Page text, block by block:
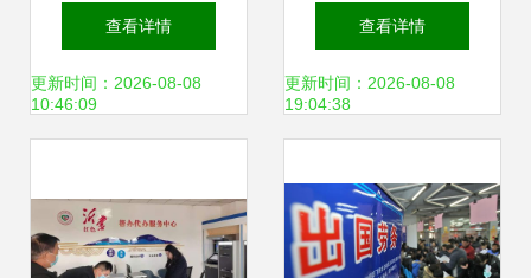
境中介机构资格认
定审批相关事项的
查看详情
更新时间：2026-08-08
10:46:09
境中介机构资格认
定审批相关事宜的
查看详情
更新时间：2026-08-08
19:04:38